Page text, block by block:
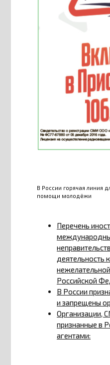
В России горячая линия
помощи молодёжи
Перечень
деятельность
Российской
В России
и запрещены
Организации,
признанные в
агентами: